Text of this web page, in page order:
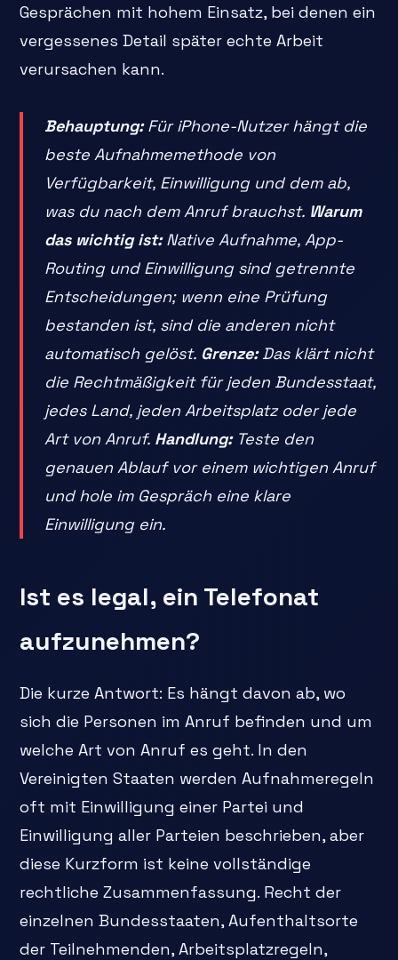
Gesprächen mit hohem Einsatz, bei denen ein
vergessenes Detail später echte Arbeit
verursachen kann.
Behauptung:Für iPhone-Nutzer hängt die
beste Aufnahmemethode von
Verfügbarkeit, Einwilligung und dem ab,
was du nach dem Anruf brauchst. Warum
das wichtig ist:Native Aufnahme, App-
Routing und Einwilligung sind getrennte
Entscheidungen; wenn eine Prüfung
bestanden ist, sind die anderen nicht
automatisch gelöst. Grenze:Das klärt nicht
die Rechtmäßigkeit für jeden Bundesstaat,
jedes Land, jeden Arbeitsplatz oder jede
Art von Anruf. Handlung:Teste den
genauen Ablauf vor einem wichtigen Anruf
und hole im Gespräch eine klare
Einwilligung ein.
Ist es legal, ein Telefonat
aufzunehmen?
Die kurze Antwort: Es hängt davon ab, wo
sich die Personen im Anruf befinden und um
welche Art von Anruf es geht. In den
Vereinigten Staaten werden Aufnahmeregeln
oft mit Einwilligung einer Partei und
Einwilligung aller Parteien beschrieben, aber
diese Kurzform ist keine vollständige
rechtliche Zusammenfassung. Recht der
einzelnen Bundesstaaten, Aufenthaltsorte
der Teilnehmenden, Arbeitsplatzregeln,